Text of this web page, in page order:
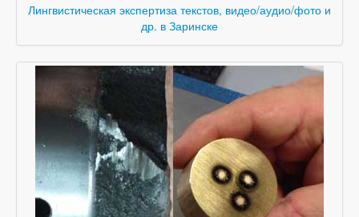
Лингвистическая экспертиза текстов, видео/аудио/фото и
др. в Заринске